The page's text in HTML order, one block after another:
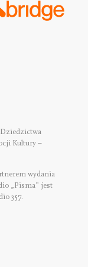
Kultury –
wydania
„Pisma” jest
357.